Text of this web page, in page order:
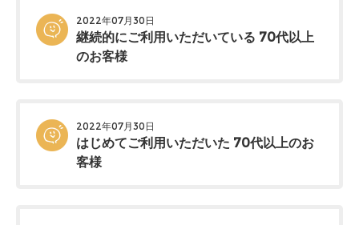
2022年07月30日
継続的にご利用いただいている 70代以上
のお客様
2022年07月30日
はじめてご利用いただいた 70代以上のお
客様